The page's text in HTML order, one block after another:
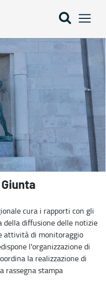
cura i rapporti con gli
della diffusione delle notizie
attività di monitoraggio
l'organizzazione di
la realizzazione di
rassegna stampa